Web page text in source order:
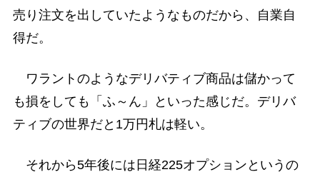
売り注文を出していたようなものだから、自業自
得だ。
ワラントのようなデリバティブ商品は儲かって
も損をしても「ふ～ん」といった感じだ。デリバ
ティブの世界だと1万円札は軽い。
それから5年後には日経225オプションというの